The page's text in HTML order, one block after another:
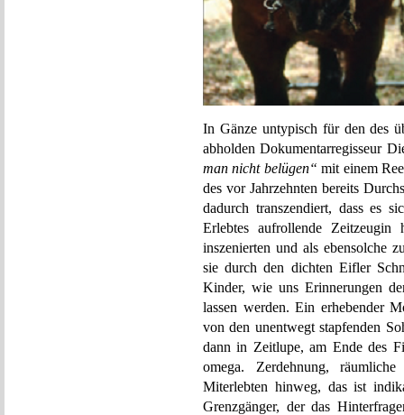
In Gänze untypisch für den des
abholden Dokumentarregisseur
man nicht belügen“ mit einem
des vor Jahrzehnten bereits
dadurch transzendiert, dass es
Erlebtes aufrollende
inszenierten und als ebensolche
sie durch den dichten Eifler
Kinder, wie uns Erinnerungen
lassen werden. Ein erhebender
von den unentwegt stapfenden
dann in Zeitlupe, am Ende des
omega. Zerdehnung,
Miterlebten hinweg, das ist
Grenzgänger, der das